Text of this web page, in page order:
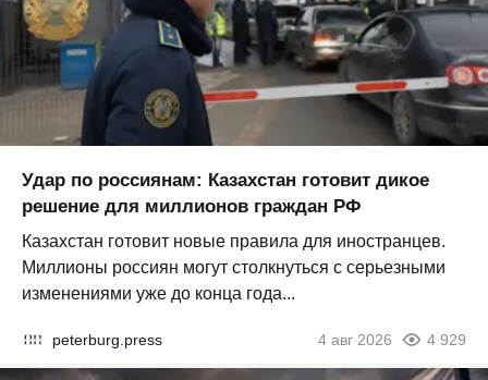
Удар по россиянам: Казахстан готовит дикое
решение для миллионов граждан РФ
Казахстан готовит новые правила для иностранцев.
Миллионы россиян могут столкнуться с серьезными
изменениями уже до конца года...
peterburg.press 4 авг 2026 4 929